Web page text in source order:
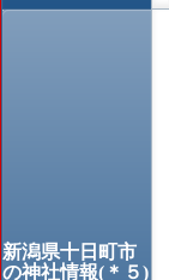
新潟県十日町市
の神社情報(＊５)